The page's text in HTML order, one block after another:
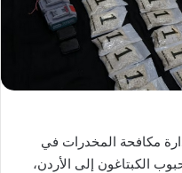
مكافحة المخدرات في
الكبتاغون إلى الأردن،